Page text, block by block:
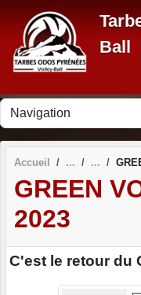
Ball
Accueil
GREEN
2023
C'est le retour du
Panneau de gestion des